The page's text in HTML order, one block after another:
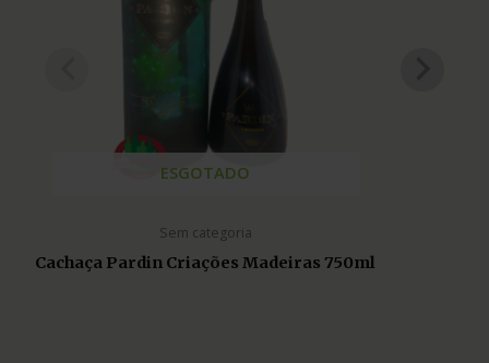
ESGOTADO
Sem categoria
Cachaça Pardin Criações Madeiras 750ml